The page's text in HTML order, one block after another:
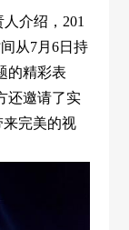
介绍，201
从7月6日持
的精彩表
还邀请了实
完美的视